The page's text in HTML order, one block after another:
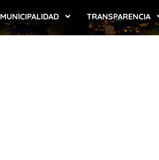
MUNICIPALIDAD TRANSPARENCIA